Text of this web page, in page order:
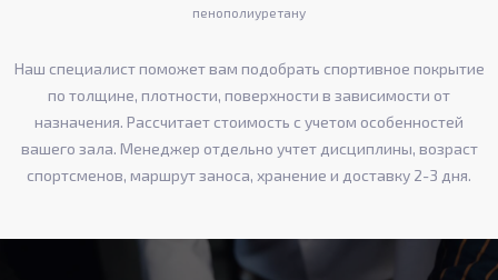
пенополиуретану
Наш специалист поможет вам подобрать спортивное покрытие
по толщине, плотности, поверхности в зависимости от
назначения. Рассчитает стоимость с учетом особенностей
вашего зала. Менеджер отдельно учтет дисциплины, возраст
спортсменов, маршрут заноса, хранение и доставку 2-3 дня.